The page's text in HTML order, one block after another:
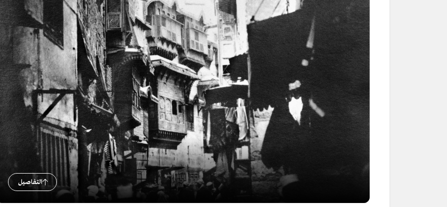
التفاصيل